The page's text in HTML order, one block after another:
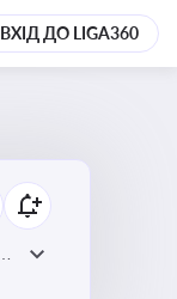
ВХІД ДО LIGA360